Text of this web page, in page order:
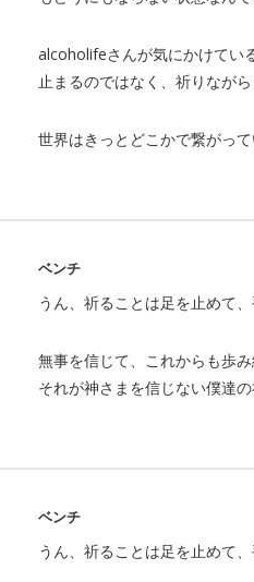
alcoholifeさんが気にかけてい
止まるのではなく、祈りなが
世界はきっとどこかで繋がって
ベンチ
うん、祈ることは足を止めて
無事を信じて、これからも歩み
それが神さまを信じない僕達の
ベンチ
うん、祈ることは足を止めて